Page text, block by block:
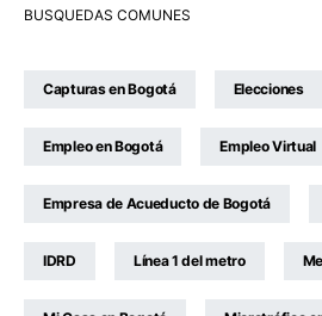
BUSQUEDAS COMUNES
Capturas en Bogotá Elecciones
Empleo en Bogotá Empleo Virtual
Empresa de Acueducto de Bogotá
IDRD Línea 1 del metro